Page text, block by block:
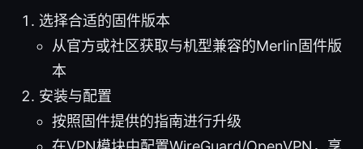
选择合适的固件版本
从官方或社区获取与机型兼容的Merlin固件版
本
安装与配置
按照固件提供的指南进行升级